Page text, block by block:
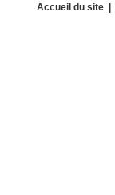
Accueil du site|